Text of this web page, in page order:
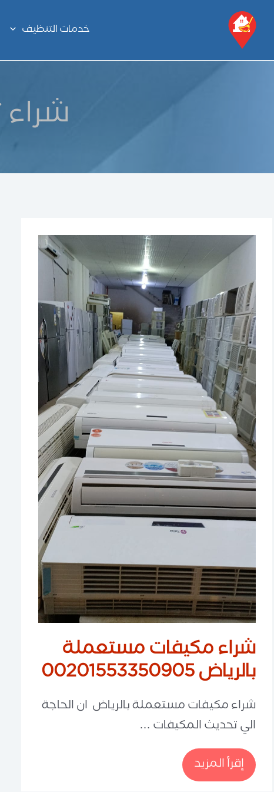
تخطي
المحتوى
خدمات التنظيف
شراء مكيفات مستعملة
بالرياض 00201553350905
شراء مكيفات مستعملة بالرياض ان الحاجة
الي تحديث المكيفات …
شراء
مكيفات
مستعملة
إقرأ المزيد